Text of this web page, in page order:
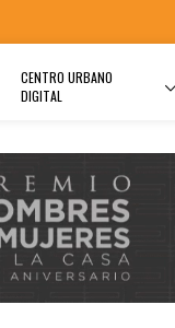
CENTRO URBANO
DIGITAL